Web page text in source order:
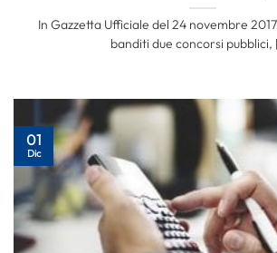
In Gazzetta Ufficiale del 24 novembre
banditi due concorsi pubblici,
01
Dic